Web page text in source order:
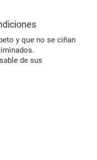
y que no se ciñan
de sus